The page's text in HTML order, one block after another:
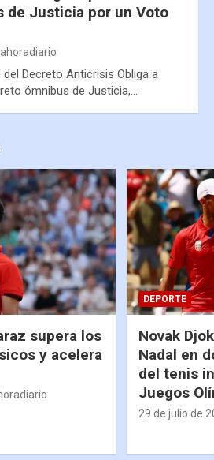
de Justicia por un Voto
Lahoradiario
Decreto Anticrisis Obliga a
ómnibus de Justicia,…
supera los
y acelera
DEPORTE
Novak
Nadal en
del tenis
Juegos
29 de julio de